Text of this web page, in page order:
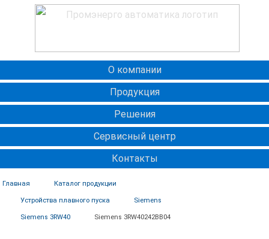
О компании
Продукция
Решения
Сервисный центр
Контакты
Главная Каталог продукции
Устройства плавного пуска Siemens
Siemens 3RW40 Siemens 3RW40242BB04